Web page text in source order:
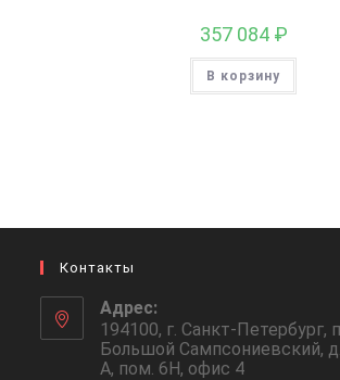
357 084 ₽
В корзину
Контакты
Адрес:
194100, г. Санкт-Петербург,
Большой Сампсониевский,
А, пом. 6Н, офис 4